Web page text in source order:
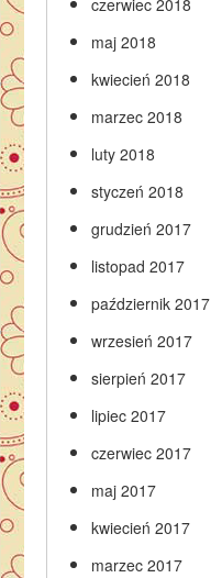
czerwiec 2018
maj 2018
kwiecień 2018
marzec 2018
luty 2018
styczeń 2018
grudzień 2017
listopad 2017
październik 2017
wrzesień 2017
sierpień 2017
lipiec 2017
czerwiec 2017
maj 2017
kwiecień 2017
marzec 2017